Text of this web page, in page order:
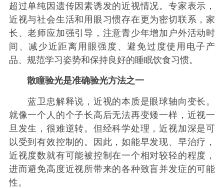
超过单纯因遗传因素诱发的近视情况。专家表示，
近视与社会生活和用眼习惯存在更为密切联系，家
长、老师应加强引导，注意青少年增加户外活动时
间、减少近距离用眼强度、避免过度使用电子产
品、规范学习姿势和保持良好的睡眠饮食习惯。
散瞳验光是准确验光方法之一
蓝卫忠解释说，近视的本质是眼球轴向变长。
就像一个人的个子长高后无法再变矮一样，近视一
旦发生，很难逆转。但经科学处理，近视加深是可
以受到有效控制的。因此，如能早发现、早治疗，
近视度数就有可能被控制在一个相对较轻的程度，
进而避免高度近视所带来的各种致盲并发症的可能
性。